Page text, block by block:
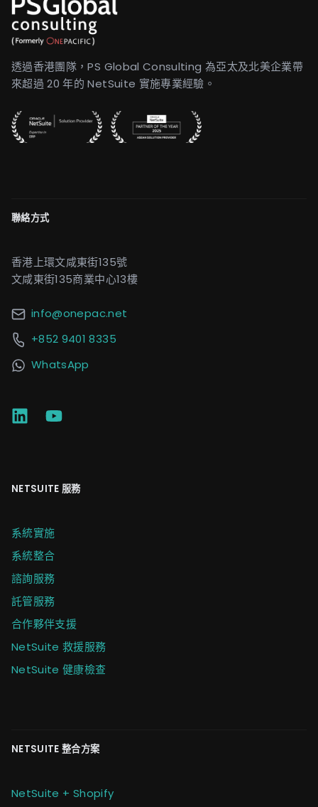
透過香港團隊，PS Global Consulting 為亞太及北美企業帶
來超過 20 年的 NetSuite 實施專業經驗。
聯絡方式
香港上環文咸東街135號
文咸東街135商業中心13樓
info@onepac.net
+852 9401 8335
WhatsApp
NETSUITE 服務
系統實施
系統整合
諮詢服務
託管服務
合作夥伴支援
NetSuite 救援服務
NetSuite 健康檢查
NETSUITE 整合方案
NetSuite + Shopify